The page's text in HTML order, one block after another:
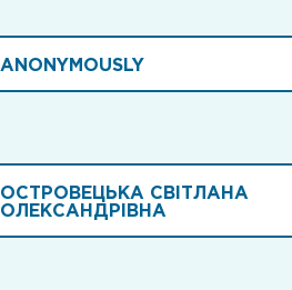
ANONYMOUSLY
ОСТРОВЕЦЬКА СВІТЛАНА
ОЛЕКСАНДРІВНА